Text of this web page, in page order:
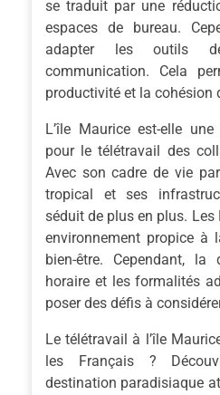
se traduit par une
espaces de bureau.
adapter les outils
communication. Cela
productivité et la cohésion
L’île Maurice est-elle
pour le télétravail des
Avec son cadre de vie
tropical et ses
séduit de plus en plus.
environnement propice à
bien-être. Cependant, la
horaire et les formalités
poser des défis à
Le télétravail à l’île
les Français ?
destination paradisiaque